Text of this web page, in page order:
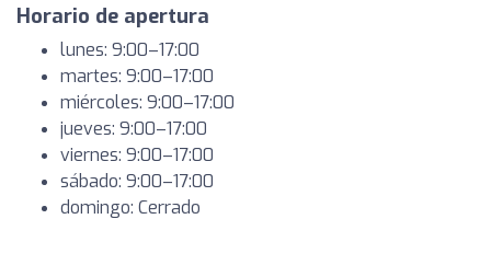
Horario de apertura
lunes: 9:00–17:00
martes: 9:00–17:00
miércoles: 9:00–17:00
jueves: 9:00–17:00
viernes: 9:00–17:00
sábado: 9:00–17:00
domingo: Cerrado